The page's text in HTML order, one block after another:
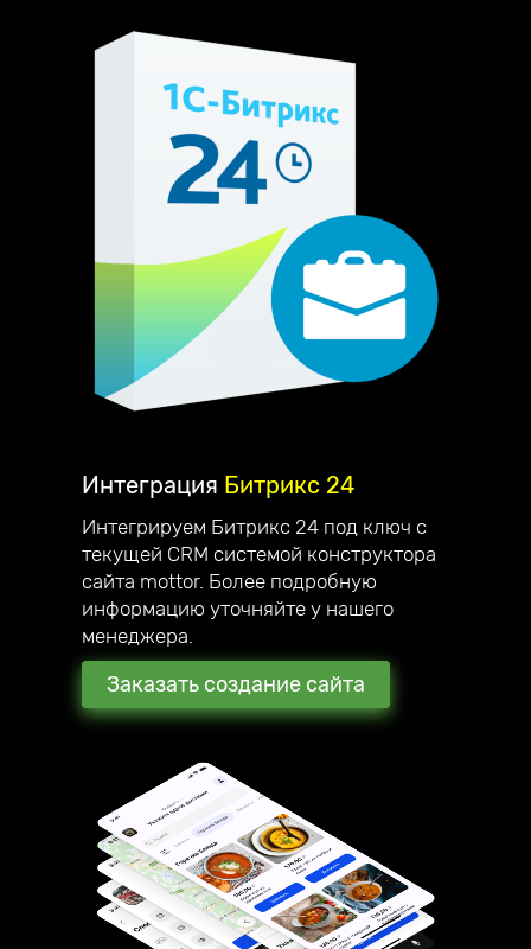
Интеграция Битрикс 24
Интегрируем Битрикс 24 под ключ с
текущей CRM системой конструктора
сайта mottor. Более подробную
информацию уточняйте у нашего
менеджера.
Заказать создание сайта